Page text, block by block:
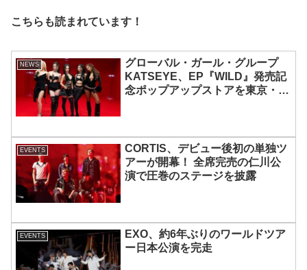
こちらも読まれています！
NEWS
グローバル・ガール・グループ
KATSEYE、EP『WILD』発売記
念ポップアップストアを東京・原
EVENTS
CORTIS、デビュー後初の単独ツ
アーが開幕！ 全席完売の仁川公
演で圧巻のステージを披露
EVENTS
EXO、約6年ぶりのワールドツア
ー日本公演を完走